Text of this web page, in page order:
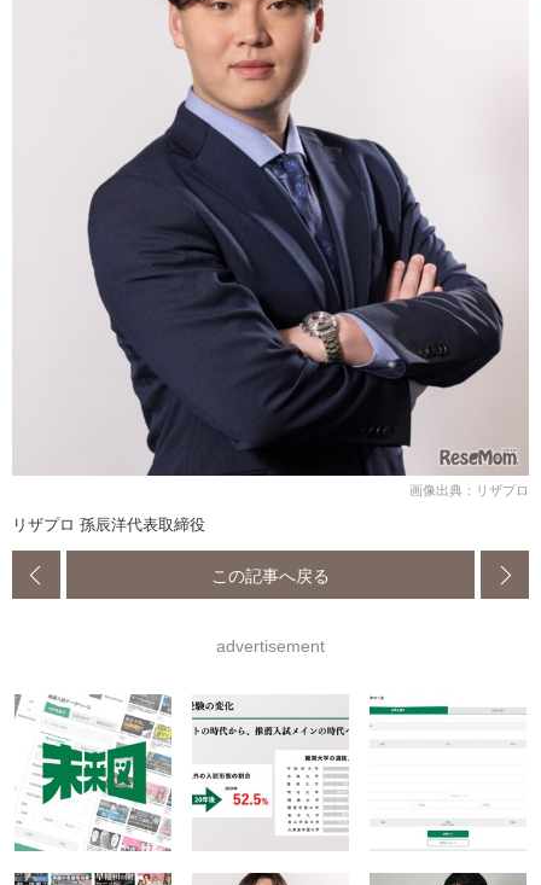
画像出典：リザプロ
リザプロ 孫辰洋代表取締役
この記事へ戻る
advertisement